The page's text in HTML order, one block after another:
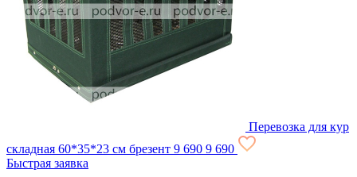
Перевозка для кур
складная 60*35*23 см брезент 9 690 9 690
Быстрая заявка